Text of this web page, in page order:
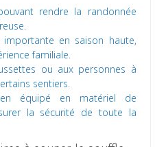
rendre la randonnée
importante en saison haute,
familiale.
ou aux personnes à
sentiers.
équipé en matériel de
la sécurité de toute la